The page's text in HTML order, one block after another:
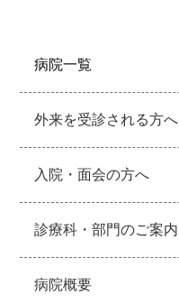
病院一覧
外来を受診される方へ
入院・面会の方へ
診療科・部門のご案内
病院概要